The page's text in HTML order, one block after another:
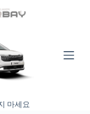
마세요